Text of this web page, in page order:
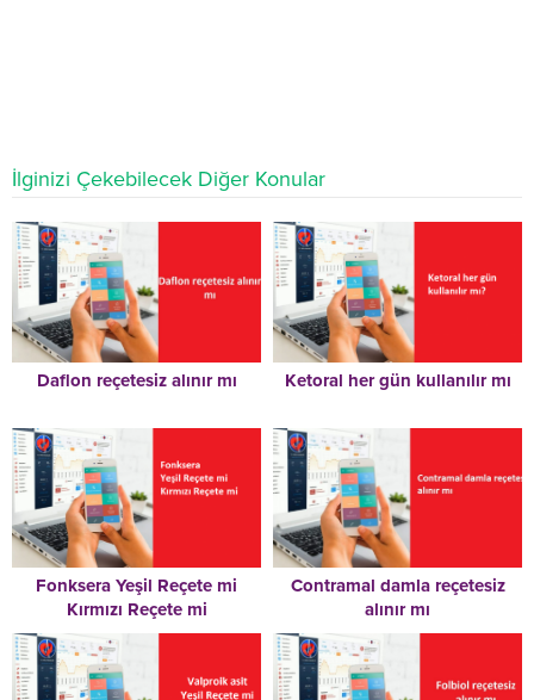
İlginizi Çekebilecek Diğer Konular
Daflon reçetesiz alınır mı Ketoral her gün kullanılır mı
Fonksera Yeşil Reçete mi
Kırmızı Reçete mi
Contramal damla reçetesiz
alınır mı